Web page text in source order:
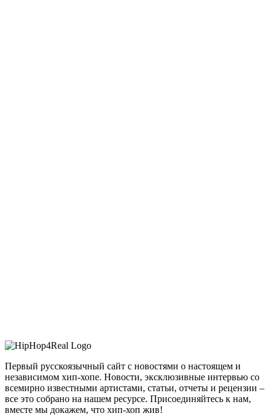
Первый русскоязычный сайт с новостями о настоящем и
независимом хип-хопе. Новости, эксклюзивные интервью со
всемирно известными артистами, статьи, отчеты и рецензии –
все это собрано на нашем ресурсе. Присоединяйтесь к нам,
вместе мы докажем, что хип-хоп жив!